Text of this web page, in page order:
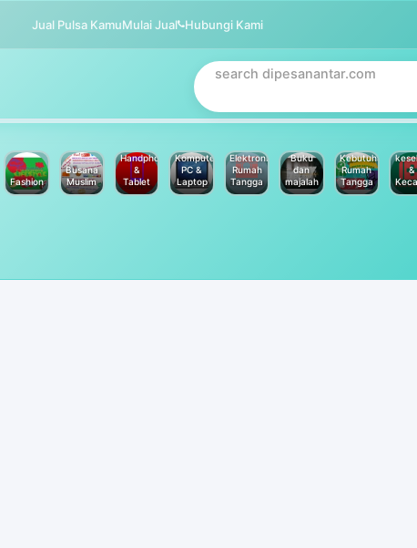
Jual Pulsa KamuMulai Jual Hubungi Kami
Fashion
Busana
Muslim
Handphone
&
Tablet
Komputer
PC &
Laptop
Elektronik
Rumah
Tangga
Buku
dan
majalah
Kebutuhan
Rumah
Tangga
&